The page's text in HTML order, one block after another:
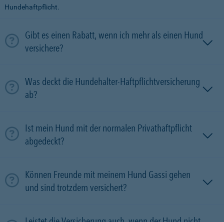
Hundehaftpflicht.
Gibt es einen Rabatt, wenn ich mehr als einen Hund
versichere?
Was deckt die Hundehalter-Haftpflichtversicherung
ab?
Ist mein Hund mit der normalen Privathaftpflicht
abgedeckt?
Können Freunde mit meinem Hund Gassi gehen
und sind trotzdem versichert?